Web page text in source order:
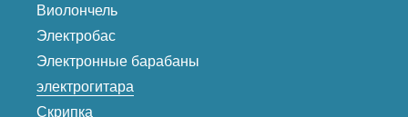
Виолончель
Электробас
Электронные барабаны
электрогитара
Скрипка